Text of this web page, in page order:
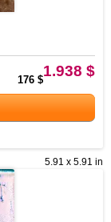
1.938 $
176 $
5.91 x 5.91 in